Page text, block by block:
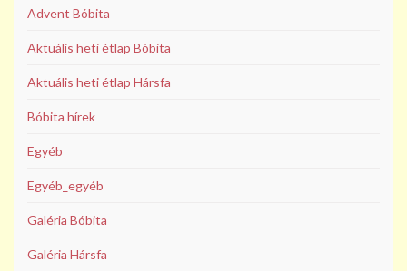
Advent Bóbita
Aktuális heti étlap Bóbita
Aktuális heti étlap Hársfa
Bóbita hírek
Egyéb
Egyéb_egyéb
Galéria Bóbita
Galéria Hársfa